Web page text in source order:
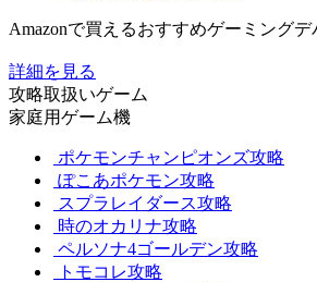
Amazonで買えるおすすめゲーミングデ
詳細を見る
攻略取扱いゲーム
家庭用ゲーム機
ポケモンチャンピオンズ攻略
ぽこあポケモン攻略
スプラレイダース攻略
時のオカリナ攻略
ペルソナ4ゴールデン攻略
トモコレ攻略